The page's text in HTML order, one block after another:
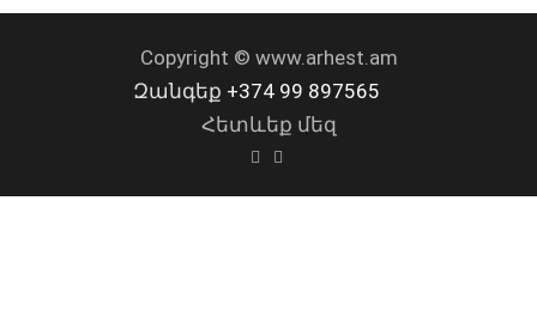
Copyright © www.arhest.am
Զանգեք +374 99 897565
Հետևեք մեզ